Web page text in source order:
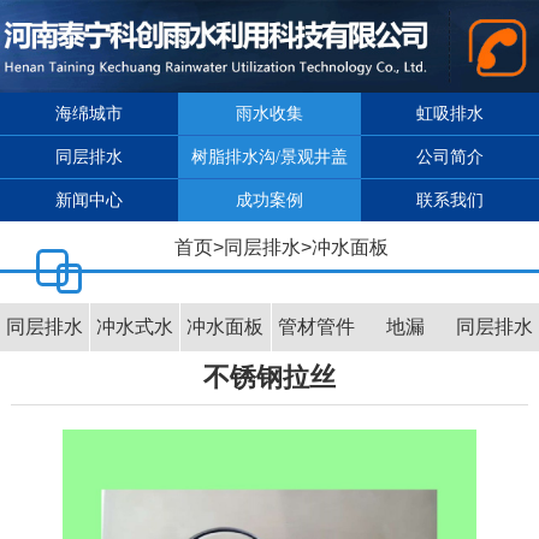
海绵城市 雨水收集 虹吸排水
同层排水 树脂排水沟/景观井盖 公司简介
新闻中心 成功案例 联系我们
首页>同层排水>冲水面板
同层排水 冲水式水 冲水面板 管材管件 地漏 同层排水
不锈钢拉丝